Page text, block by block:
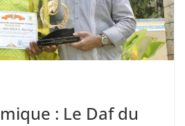
: Le Daf du